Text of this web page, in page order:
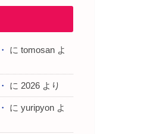
に tomosan よ
に 2026 より
に yuripyon よ